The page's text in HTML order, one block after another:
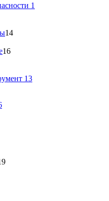
1
14
16
13